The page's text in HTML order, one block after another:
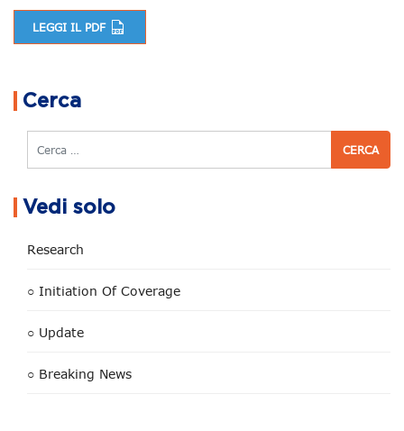
LEGGI IL PDF
Cerca
Cerca
Vedi solo
Research
○ Initiation Of Coverage
○ Update
○ Breaking News